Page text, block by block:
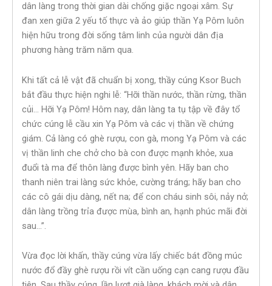
dân làng trong thời gian dài chống giặc ngoại xâm. Sự
đan xen giữa 2 yếu tố thực và ảo giúp thần Yạ Pôm luôn
hiện hữu trong đời sống tâm linh của người dân địa
phương hàng trăm năm qua.
Khi tất cả lễ vật đã chuẩn bị xong, thầy cúng Ksor Buch
bắt đầu thực hiện nghi lễ: “Hỡi thần nước, thần rừng, thần
củi… Hỡi Yạ Pôm! Hôm nay, dân làng ta tụ tập về đây tổ
chức cúng lễ cầu xin Yạ Pôm và các vị thần về chứng
giám. Cả làng có ghè rượu, con gà, mong Yạ Pôm và các
vị thần linh che chở cho bà con được mạnh khỏe, xua
đuổi tà ma để thôn làng được bình yên. Hãy ban cho
thanh niên trai làng sức khỏe, cường tráng; hãy ban cho
các cô gái dịu dàng, nết na; để con cháu sinh sôi, nảy nở;
dân làng trồng trỉa được mùa, bình an, hạnh phúc mãi đời
sau…”.
Vừa đọc lời khấn, thầy cúng vừa lấy chiếc bát đồng múc
nước đổ đầy ghè rượu rồi vít cần uống cạn cang rượu đầu